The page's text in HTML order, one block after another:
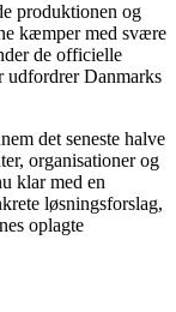
produktionen og
kæmper med svære
de officielle
udfordrer Danmarks
det seneste halve
organisationer og
klar med en
løsningsforslag,
oplagte